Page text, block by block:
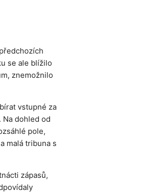
se ale blížilo
znemožnilo
vstupné za
dohled od
pole,
malá tribuna s
zápasů,